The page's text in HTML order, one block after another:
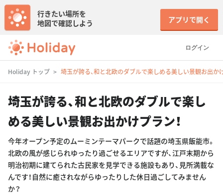
ログイン
行きたい場所を
地図で確認しよう
アプリで開く
Holiday トップ 埼玉が誇る、和と北欧のダブルで楽しめる美しい景観お出か
埼玉が誇る、和と北欧のダブルで楽し
める美しい景観お出かけプラン！
今年オープン予定のムーミンテーマパークで話題の埼玉県飯能市。
北欧の風が感じられゆったり過ごせるエリアですが、江戸末期から
明治初期に建てられた古民家を見学できる施設もあり、見所満載な
んです！自然に癒されながらゆったりした休日過ごしてみません
か？